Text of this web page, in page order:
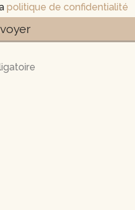
politique de confidentialité